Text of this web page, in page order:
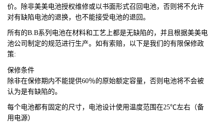
价。除非美美电池授权维修或以书面形式召回电池，否则将不允许
对有缺陷电池的退换，也不能接受电池的退回。
所有的B.B系列电池在材料和工艺上都是无缺陷的，并且根据美美电
池公司制定的规范进行生产。如有索赔，以下是我们的有限保修政
策:
保修条件
除非在保修期内不能提供60％的原始额定容量，否则电池将不会被
认为是有缺陷的。
每个电池都有固定的尺寸，电池设计使用温度范围在25℃左右（备
用电源）